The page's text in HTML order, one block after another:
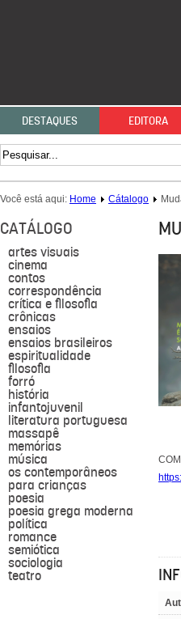
DESTAQUES EDITORA
Você está aqui: Home Cátalogo
CATÁLOGO
artes visuais
cinema
contos
correspondência
crítica e filosofia
crônicas
ensaios
ensaios brasileiros
espiritualidade
filosofia
forró
história
infantojuvenil
literatura portuguesa
massapê
memórias
música
os contemporâneos
para crianças
poesia
poesia grega moderna
política
romance
semiótica
sociologia
teatro